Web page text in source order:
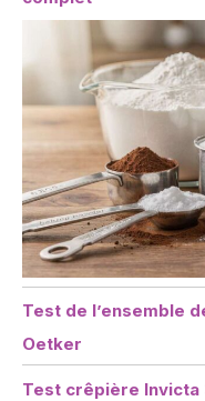
Test de l’ensemble
Oetker
Test crêpière Invicta